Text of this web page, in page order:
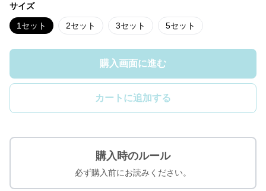
サイズ
1セット 2セット 3セット 5セット
購入画面に進む
カートに追加する
購入時のルール
必ず購入前にお読みください。